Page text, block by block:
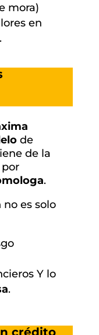
mora)
en
de
de la
.
es solo
Y lo
.